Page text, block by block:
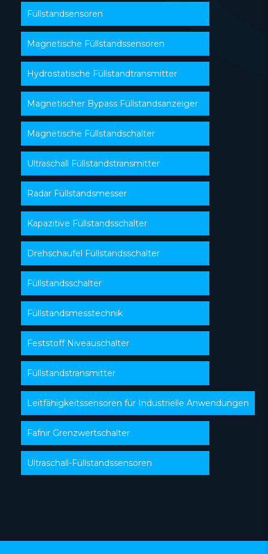
Füllstandsensoren
Magnetische Füllstandssensoren
Hydrostatische Füllstandtransmitter
Magnetischer Bypass Füllstandsanzeiger
Magnetische Füllstandschalter
Ultraschall Füllstandstransmitter
Radar Füllstandsmesser
Kapazitive Füllstandsschalter
Drehschaufel Füllstandsschalter
Füllstandsschalter
Füllstandsmesstechnik
Feststoff Niveauschalter
Füllstandstransmitter
Leitfähigkeitssensoren für Industrielle Anwendungen
Fafnir Grenzwertschalter
Ultraschall-Füllstandssensoren